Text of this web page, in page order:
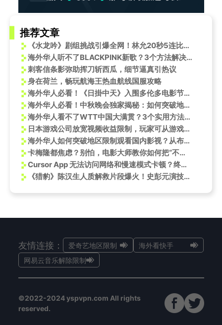
推荐文章
《水龙吟》剧组挑战引爆全网！林允20秒5连比心甜度爆表，海外剧迷如何突破地域限制追星？
海外华人听不了BLACKPINK新歌？3个方法解决汽水音乐版权限制
刺客信条影弥助挥刀斩西瓜，细节逼真引热议
身在荷兰，畅玩航海王热血航线国服攻略
海外华人必看！《日掛中天》入围多伦多电影节，辛芷蕾斩获威尼斯影后，完整观影攻略来了
海外华人必看！中秋晚会独家揭秘：如何突破地域限制观看檀健次与孙悟空同台？
海外华人看不了WTT中国大满贯？3个实用方法帮你突破地区限制
日本游戏公司放宽视频收益限制，玩家可从游戏内容创作中获利
海外华人如何突破地区限制观看国内影视？从布达拉宫活动看内容解锁新思路
卡梅隆都焦虑？别怕，电影大师教你如何把“不太对”变成“太对了”！
Cursor App 无法访问网络和慢速模式卡顿？终极解决方案指南
《猎豹》陈汉生人质解救片段爆火！史彭元演技炸裂获全网点赞
友情连接： 爱奇艺地区限制
海外看快手
网易云音乐解除限制
©2022-2024 yspvpn.com All rights
reserved.